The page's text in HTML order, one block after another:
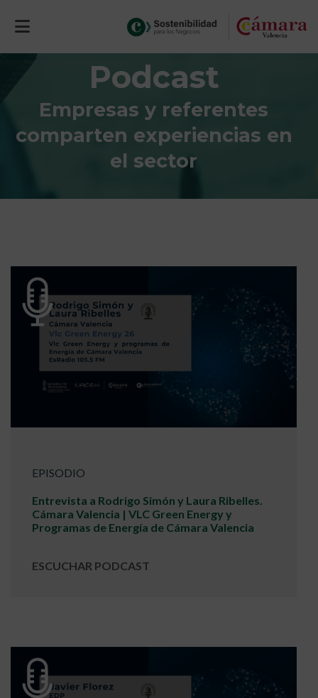
Podcast
Empresas y referentes
comparten experiencias en
el sector
EPISODIO
Entrevista a Rodrigo Simón y Laura Ribelles.
Cámara Valencia | VLC Green Energy y
Programas de Energía de Cámara Valencia
ESCUCHAR PODCAST